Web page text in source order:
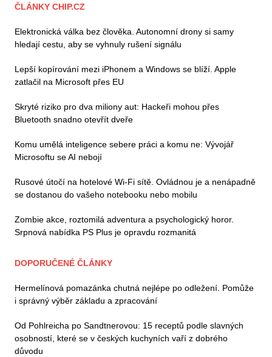
ČLÁNKY CHIP.CZ
Elektronická válka bez člověka. Autonomní drony si samy
hledají cestu, aby se vyhnuly rušení signálu
Lepší kopírování mezi iPhonem a Windows se blíží. Apple
zatlačil na Microsoft přes EU
Skryté riziko pro dva miliony aut: Hackeři mohou přes
Bluetooth snadno otevřít dveře
Komu umělá inteligence sebere práci a komu ne: Vývojář
Microsoftu se AI nebojí
Rusové útočí na hotelové Wi-Fi sítě. Ovládnou je a nenápadně
se dostanou do vašeho notebooku nebo mobilu
Zombie akce, roztomilá adventura a psychologický horor.
Srpnová nabídka PS Plus je opravdu rozmanitá
DOPORUČENÉ ČLÁNKY
Hermelínová pomazánka chutná nejlépe po odležení. Pomůže
i správný výběr základu a zpracování
Od Pohlreicha po Sandtnerovou: 15 receptů podle slavných
osobností, které se v českých kuchyních vaří z dobrého
důvodu